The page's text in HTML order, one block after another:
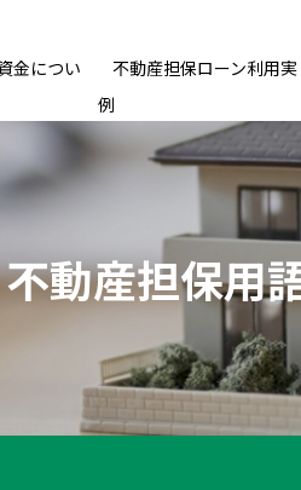
金につい
不動産担保ローン利用実
例
不動産担保用